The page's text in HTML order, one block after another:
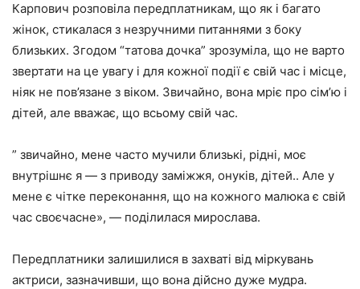
Карпович розповіла передплатникам, що як і багато
жінок, стикалася з незручними питаннями з боку
близьких. Згодом “татова дочка” зрозуміла, що не варто
звертати на це увагу і для кожної події є свій час і місце,
ніяк не пов’язане з віком. Звичайно, вона мріє про сім’ю і
дітей, але вважає, що всьому свій час.
” звичайно, мене часто мучили близькі, рідні, моє
внутрішнє я — з приводу заміжжя, онуків, дітей.. Але у
мене є чітке переконання, що на кожного малюка є свій
час своєчасне», — поділилася мирослава.
Передплатники залишилися в захваті від міркувань
актриси, зазначивши, що вона дійсно дуже мудра.